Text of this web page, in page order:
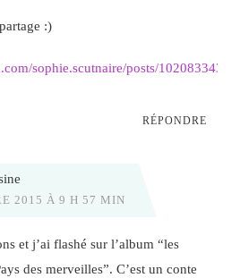
:)
sophie.scutnaire/posts/
RÉPONDRE
2015 À 9 H 57 MIN
et j’ai flashé sur l’album “les
des merveilles”. C’est un conte